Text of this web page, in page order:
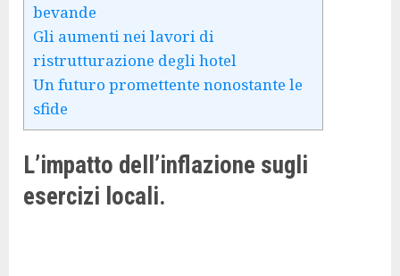
bevande
Gli aumenti nei lavori di
ristrutturazione degli hotel
Un futuro promettente nonostante le
sfide
L’impatto dell’inflazione sugli
esercizi locali.